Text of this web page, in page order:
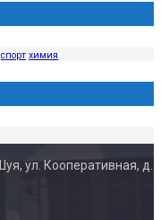
спорт химия
ул. Кооперативная, д.